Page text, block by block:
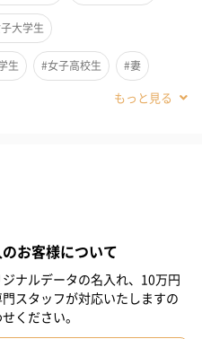
ちろん、ちょっとしたお出掛
ブリックがおしゃれでアクセ
便利なミニタオル。
です。
大学生
生 #女子高校生 #妻
お客様について
ナルデータの名入れ、10万円
スタッフが対応いたしますの
ください。